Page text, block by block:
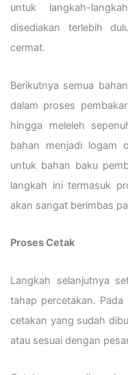
untuk langkah-
disediakan terlebih
cermat.
Berikutnya semua
dalam proses
hingga meleleh
bahan menjadi logam
untuk bahan baku
langkah ini termasuk
akan sangat berimbas
Proses Cetak
Langkah selanjutnya
tahap percetakan.
cetakan yang sudah
atau sesuai dengan